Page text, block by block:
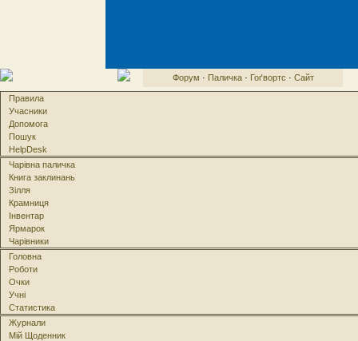
Форум · Паличка· Гоґвортс · Сайт
Правила
Учасники
Допомога
Пошук
HelpDesk
Чарівна паличка
Книга заклинань
Зілля
Крамниця
Інвентар
Ярмарок
Чарівники
Головна
Роботи
Очки
Учні
Статистика
Журнали
Мій Щоденник